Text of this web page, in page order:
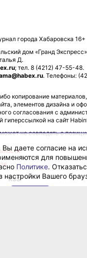
города Хабаровска 16+
дом «Гранд
Д.
; тел. 8 (4212) 47-55-48.
. Телефоны:
копирование
элементов дизайна и
согласования с
гиперссылкой на сайт
не совпадать с
RSS
даете согласие на
для
настройки Вашего
OK